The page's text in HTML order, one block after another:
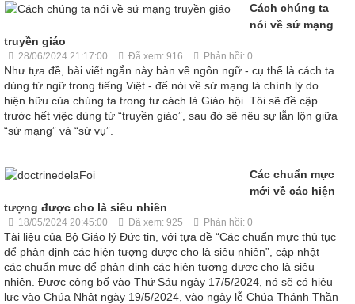
Cách chúng ta
nói về sứ mạng
truyền giáo
28/06/2024 21:17:00 Đã xem: 916 Phản hồi: 0
Như tựa đề, bài viết ngắn này bàn về ngôn ngữ - cụ thể là cách ta
dùng từ ngữ trong tiếng Việt - để nói về sứ mạng là chính lý do
hiện hữu của chúng ta trong tư cách là Giáo hội. Tôi sẽ đề cập
trước hết việc dùng từ “truyền giáo”, sau đó sẽ nêu sự lẫn lộn giữa
“sứ mạng” và “sứ vụ”.
Các chuẩn mực
mới về các hiện
tượng được cho là siêu nhiên
18/05/2024 20:45:00 Đã xem: 925 Phản hồi: 0
Tài liệu của Bộ Giáo lý Đức tin, với tựa đề “Các chuẩn mực thủ tục
để phân định các hiện tượng được cho là siêu nhiên”, cập nhật
các chuẩn mực để phân định các hiện tượng được cho là siêu
nhiên. Được công bố vào Thứ Sáu ngày 17/5/2024, nó sẽ có hiệu
lực vào Chúa Nhật ngày 19/5/2024, vào ngày lễ Chúa Thánh Thần